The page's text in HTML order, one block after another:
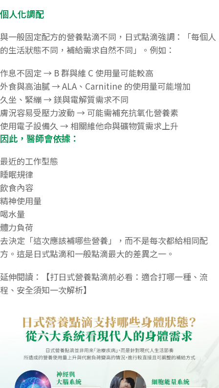
個人化調配
與一般固定配方的營養點滴不同，日式點滴強調：「每個人
的生活狀態不同，補給需求自然不同」。例如：
作息不固定 → B 群與維 C 使用量可能較高
外食與高油膩 → ALA、Carnitine 的使用量可能增加
久坐、緊繃 → 鎂與電解質需求不同
膚況容易受壓力波動 → 可能需補充抗氧化營養素
使用電子設備久 → 相關維他命與礦物質需求上升
因此，醫師會依據：
最近的工作型態
睡眠規律
飲食內容
精神使用量
喝水量
體力負荷
去決定「這次應該補哪些營養」，而不是每次都給相同配
方。這是日式點滴和一般點滴最大的差異之一。
延伸閱讀：【打日式營養點滴前必看：適合打哪一種、流
程、安全須知一次解析】